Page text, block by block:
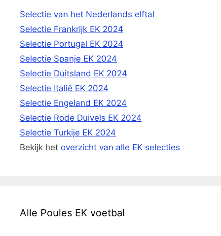
Selectie van het Nederlands elftal
Selectie Frankrijk EK 2024
Selectie Portugal EK 2024
Selectie Spanje EK 2024
Selectie Duitsland EK 2024
Selectie Italië EK 2024
Selectie Engeland EK 2024
Selectie Rode Duivels EK 2024
Selectie Turkije EK 2024
Bekijk het overzicht van alle EK selecties
Alle Poules EK voetbal